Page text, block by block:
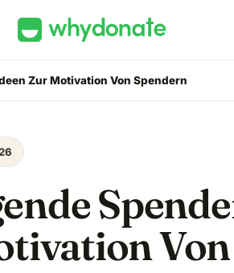
Zur Motivation Von Spendern
Von